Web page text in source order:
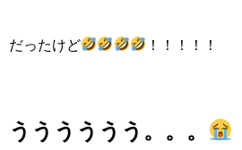
だったけど ！！！！！
うううううう。。。